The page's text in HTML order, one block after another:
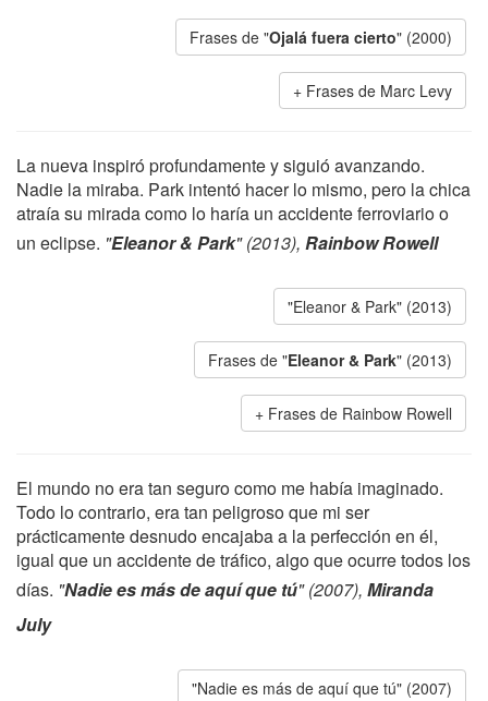
Frases de "Ojalá fuera cierto" (2000)
Frases de Marc Levy
La nueva inspiró profundamente y siguió avanzando.
Nadie la miraba. Park intentó hacer lo mismo, pero la chica
atraía su mirada como lo haría un accidente ferroviario o
un eclipse. "Eleanor & Park" (2013), Rainbow Rowell
"Eleanor & Park" (2013)
Frases de "Eleanor & Park" (2013)
Frases de Rainbow Rowell
El mundo no era tan seguro como me había imaginado.
Todo lo contrario, era tan peligroso que mi ser
prácticamente desnudo encajaba a la perfección en él,
igual que un accidente de tráfico, algo que ocurre todos los
días. "Nadie es más de aquí que tú" (2007), Miranda
July
"Nadie es más de aquí que tú" (2007)